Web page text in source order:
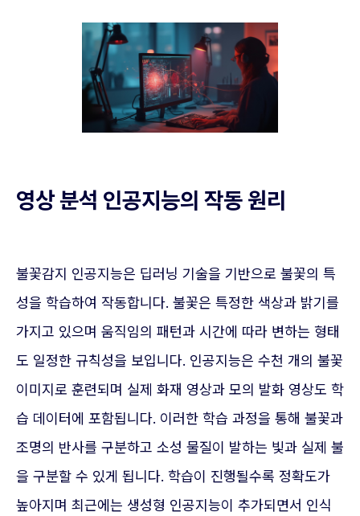
영상 분석 인공지능의 작동 원리
불꽃감지 인공지능은 딥러닝 기술을 기반으로 불꽃의 특
성을 학습하여 작동합니다. 불꽃은 특정한 색상과 밝기를
가지고 있으며 움직임의 패턴과 시간에 따라 변하는 형태
도 일정한 규칙성을 보입니다. 인공지능은 수천 개의 불꽃
이미지로 훈련되며 실제 화재 영상과 모의 발화 영상도 학
습 데이터에 포함됩니다. 이러한 학습 과정을 통해 불꽃과
조명의 반사를 구분하고 소성 물질이 발하는 빛과 실제 불
을 구분할 수 있게 됩니다. 학습이 진행될수록 정확도가
높아지며 최근에는 생성형 인공지능이 추가되면서 인식